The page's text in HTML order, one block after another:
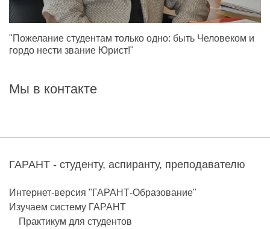
"Пожелание студентам только одно: быть Человеком и
гордо нести звание Юрист!"
Мы в контакте
ГАРАНТ - студенту, аспиранту, преподавателю
Интернет-версия "ГАРАНТ-Образование"
Изучаем систему ГАРАНТ
Практикум для студентов